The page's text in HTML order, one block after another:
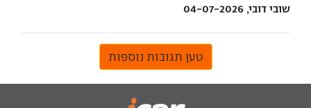
שובי דובי, 04-07-2026
טען תגובות נוספות